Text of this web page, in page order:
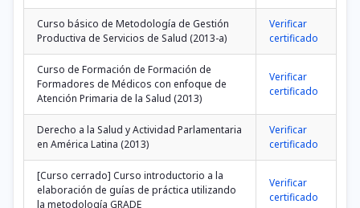
Curso básico de Metodología de Gestión
Productiva de Servicios de Salud (2013-a)
Verificar
certificado
Curso de Formación de Formación de
Formadores de Médicos con enfoque de
Atención Primaria de la Salud (2013)
Verificar
certificado
Derecho a la Salud y Actividad Parlamentaria
en América Latina (2013)
Verificar
certificado
[Curso cerrado] Curso introductorio a la
elaboración de guías de práctica utilizando
la metodología GRADE
Verificar
certificado